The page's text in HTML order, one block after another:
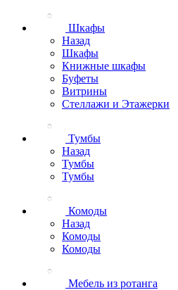
Шкафы
Назад
Шкафы
Книжные шкафы
Буфеты
Витрины
Стеллажи и Этажерки
Тумбы
Назад
Тумбы
Тумбы
Комоды
Назад
Комоды
Комоды
Мебель из ротанга